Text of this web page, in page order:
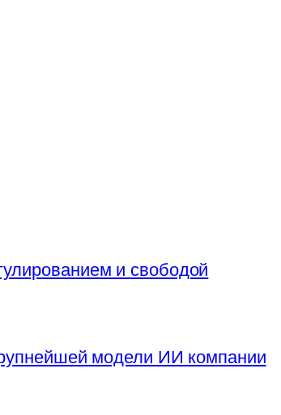
и свободой
модели ИИ компании